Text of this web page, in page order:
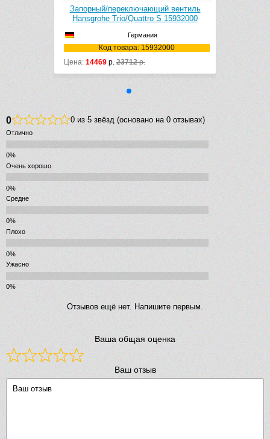
Запорный/переключающий вентиль
Hansgrohe Trio/Quattro S 15932000
Германия
Код товара: 15932000
Цена: 14469 р. 23712р.
0 0 из 5 звёзд (основано на 0 отзывах)
Отлично
Очень хорошо
Средне
Плохо
Ужасно
Отзывов ещё нет. Напишите первым.
Ваша общая оценка
Ваш отзыв